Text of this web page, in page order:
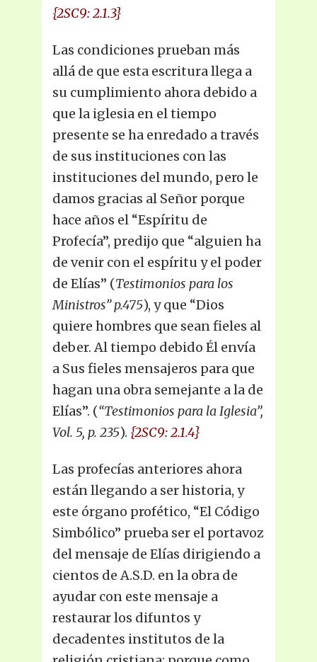
{2SC9: 2.1.3}
Las condiciones prueban más
allá de que esta escritura llega a
su cumplimiento ahora debido a
que la iglesia en el tiempo
presente se ha enredado a través
de sus instituciones con las
instituciones del mundo, pero le
damos gracias al Señor porque
hace años el “Espíritu de
Profecía”, predijo que “alguien ha
de venir con el espíritu y el poder
de Elías” (Testimonios para los
Ministros” p.475), y que “Dios
quiere hombres que sean fieles al
deber. Al tiempo debido Él envía
a Sus fieles mensajeros para que
hagan una obra semejante a la de
Elías”. (“Testimonios para la Iglesia”,
Vol. 5, p. 235). {2SC9: 2.1.4}
Las profecías anteriores ahora
están llegando a ser historia, y
este órgano profético, “El Código
Simbólico” prueba ser el portavoz
del mensaje de Elías dirigiendo a
cientos de A.S.D. en la obra de
ayudar con este mensaje a
restaurar los difuntos y
decadentes institutos de la